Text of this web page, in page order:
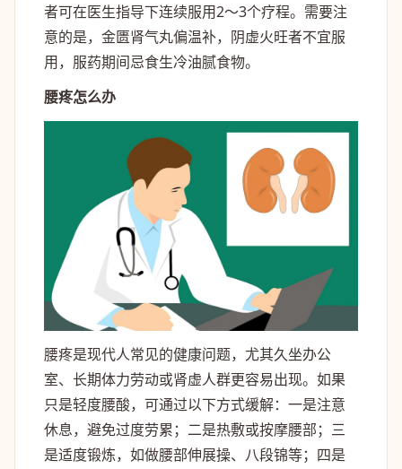
者可在医生指导下连续服用2～3个疗程。需要注
意的是，金匮肾气丸偏温补，阴虚火旺者不宜服
用，服药期间忌食生冷油腻食物。
腰疼怎么办
腰疼是现代人常见的健康问题，尤其久坐办公
室、长期体力劳动或肾虚人群更容易出现。如果
只是轻度腰酸，可通过以下方式缓解：一是注意
休息，避免过度劳累；二是热敷或按摩腰部；三
是适度锻炼，如做腰部伸展操、八段锦等；四是